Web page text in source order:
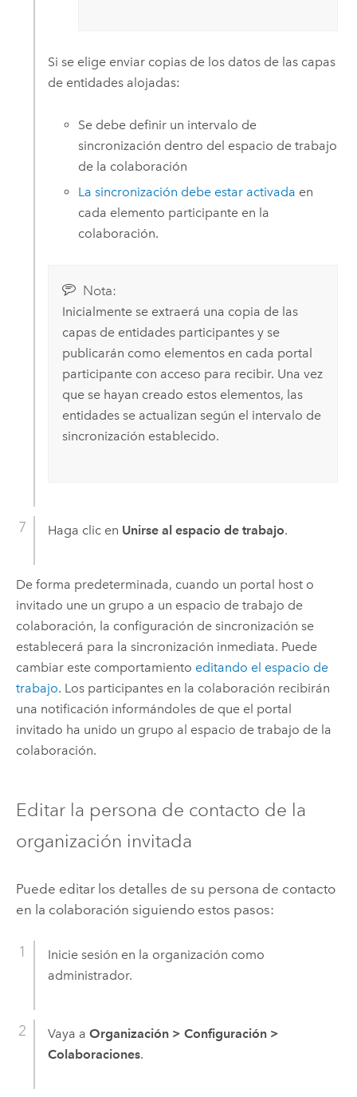
Si se elige enviar copias de los datos de las capas
de entidades alojadas:
Se debe definir un intervalo de
sincronización dentro del espacio de trabajo
de la colaboración
La sincronización debe estar activada en
cada elemento participante en la
colaboración.
Nota:
Inicialmente se extraerá una copia de las
capas de entidades participantes y se
publicarán como elementos en cada portal
participante con acceso para recibir. Una vez
que se hayan creado estos elementos, las
entidades se actualizan según el intervalo de
sincronización establecido.
Haga clic en Unirse al espacio de trabajo.
De forma predeterminada, cuando un portal host o
invitado une un grupo a un espacio de trabajo de
colaboración, la configuración de sincronización se
establecerá para la sincronización inmediata. Puede
cambiar este comportamiento editando el espacio de
trabajo. Los participantes en la colaboración recibirán
una notificación informándoles de que el portal
invitado ha unido un grupo al espacio de trabajo de la
colaboración.
Editar la persona de contacto de la
organización invitada
Puede editar los detalles de su persona de contacto
en la colaboración siguiendo estos pasos:
Inicie sesión en la organización como
administrador.
Vaya a Organización > Configuración >
Colaboraciones.